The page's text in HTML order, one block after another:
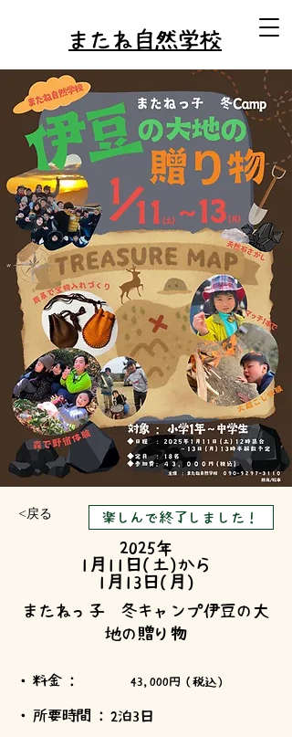
またね自然学校
<戻る 楽しんで終了しました！
2025年
1月11日(土)から
1月13日(月)
またねっ子 冬キャンプ伊豆の大
地の贈り物
・料金 : 43,000円（税込）
・所要時間 : 2泊3日